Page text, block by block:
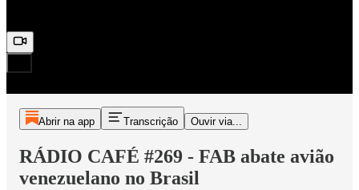
Abrir na app Transcrição Ouvir via...
RÁDIO CAFÉ #269 - FAB abate avião
venezuelano no Brasil